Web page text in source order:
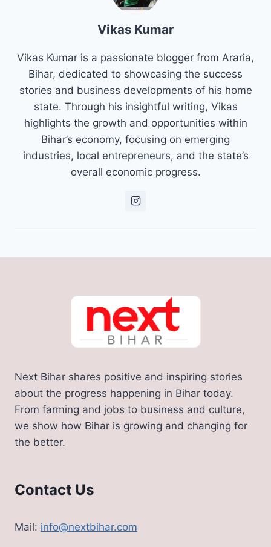
Vikas Kumar
Vikas Kumar is a passionate blogger from Araria,
Bihar, dedicated to showcasing the success
stories and business developments of his home
state. Through his insightful writing, Vikas
highlights the growth and opportunities within
Bihar’s economy, focusing on emerging
industries, local entrepreneurs, and the state’s
overall economic progress.
Next Bihar shares positive and inspiring stories
about the progress happening in Bihar today.
From farming and jobs to business and culture,
we show how Bihar is growing and changing for
the better.
Contact Us
Mail: info@nextbihar.com